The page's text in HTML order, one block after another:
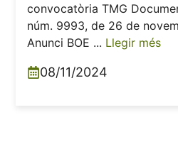
convocatòria TMG
núm. 9993, de 26 de
Anunci BOE ... Llegir més
08/11/2024